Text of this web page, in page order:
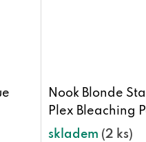
Nook Blonde
Plex Bleaching
500 g
skladem (2 ks)